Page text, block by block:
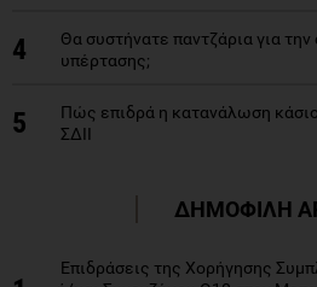
4
Θα συστήνατε παντζάρια για
υπέρτασης;
5
Πώς επιδρά η κατανάλωση
ΣΔΙΙ
ΔΗΜΟΦΙΛΗ
Επιδράσεις της Χορήγησης